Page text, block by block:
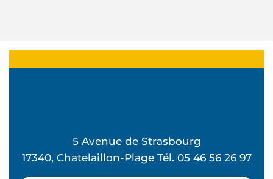
5 Avenue de Strasbourg
17340, Chatelaillon-Plage Tél. 05 46 56 26 97